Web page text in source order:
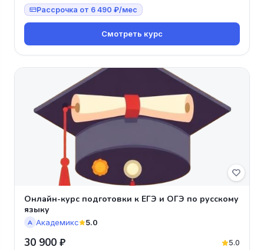
Рассрочка от 6 490 ₽/мес
Смотреть курс
Онлайн-курс подготовки к ЕГЭ и ОГЭ по русскому
языку
А Академикс 5.0
30 900 ₽ 5.0